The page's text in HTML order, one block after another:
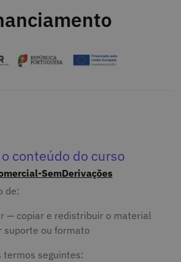
conteúdo do curso
SemDerivações
de:
— copiar e redistribuir o material
suporte ou formato
termos seguintes: